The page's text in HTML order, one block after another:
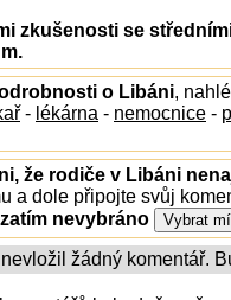
zkušenosti se
o Libáni,
- lékárna - nemocnice -
že rodiče v Libáni
a dole připojte svůj
zatím nevybráno
žádný komentář.